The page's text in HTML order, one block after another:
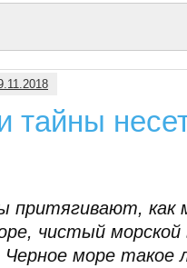
тайны
притягивают, как
чистый морской
море такое